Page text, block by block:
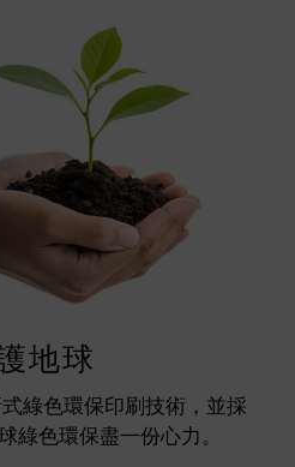
地球
綠色環保印刷技術，並採
綠色環保盡一份心力。